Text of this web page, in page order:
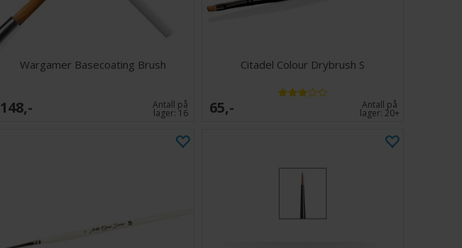
Wargamer Basecoating Brush
148,- Antall på
lager: 16
Citadel Colour Drybrush S
65,- Antall på
lager:20+